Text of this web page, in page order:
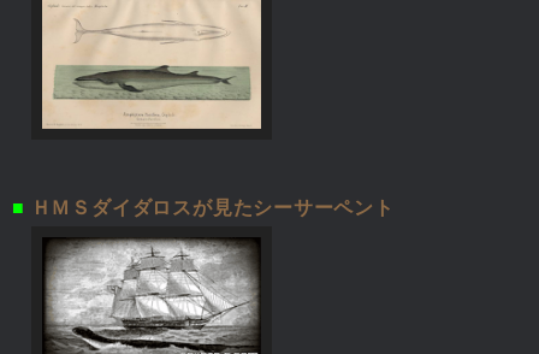
■ ＨＭＳダイダロスが見たシーサーペント